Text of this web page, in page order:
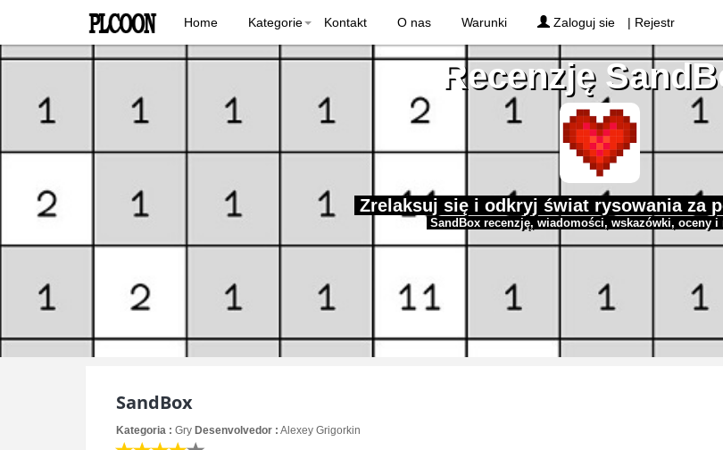
Home Kategorie Kontakt O nas Warunki Zaloguj sie | Rejestr
Recenzję
Zrelaksuj się i odkryj świat rysowania za
SandBox recenzję, wiadomości, wskazówki, oceny i
SandBox
Kategoria : Gry Desenvolvedor : Alexey Grigorkin